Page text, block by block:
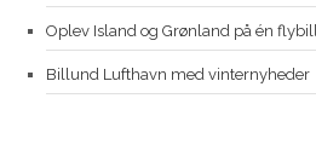
Oplev Island og Grønland på én
Billund Lufthavn med vinternyheder